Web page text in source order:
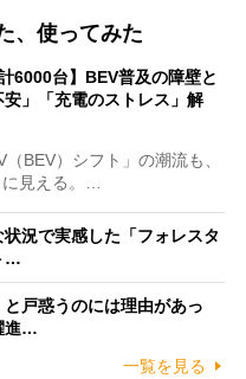
、使ってみた
6000台】BEV普及の障壁と
」「充電のストレス」解
BEV）シフト」の潮流も、
見える。…
況で実感した「フォレスタ
…
戸惑うのには理由があっ
進…
一覧を見る